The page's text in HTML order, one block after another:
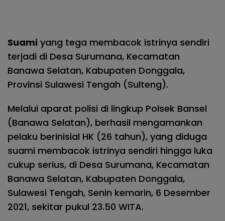
Suami yang tega membacok istrinya sendiri
terjadi di Desa Surumana, Kecamatan
Banawa Selatan, Kabupaten Donggala,
Provinsi Sulawesi Tengah (Sulteng).
Melalui aparat polisi di lingkup Polsek Bansel
(Banawa Selatan), berhasil mengamankan
pelaku berinisial HK (26 tahun), yang diduga
suami membacok istrinya sendiri hingga luka
cukup serius, di Desa Surumana, Kecamatan
Banawa Selatan, Kabupaten Donggala,
Sulawesi Tengah, Senin kemarin, 6 Desember
2021, sekitar pukul 23.50 WITA.